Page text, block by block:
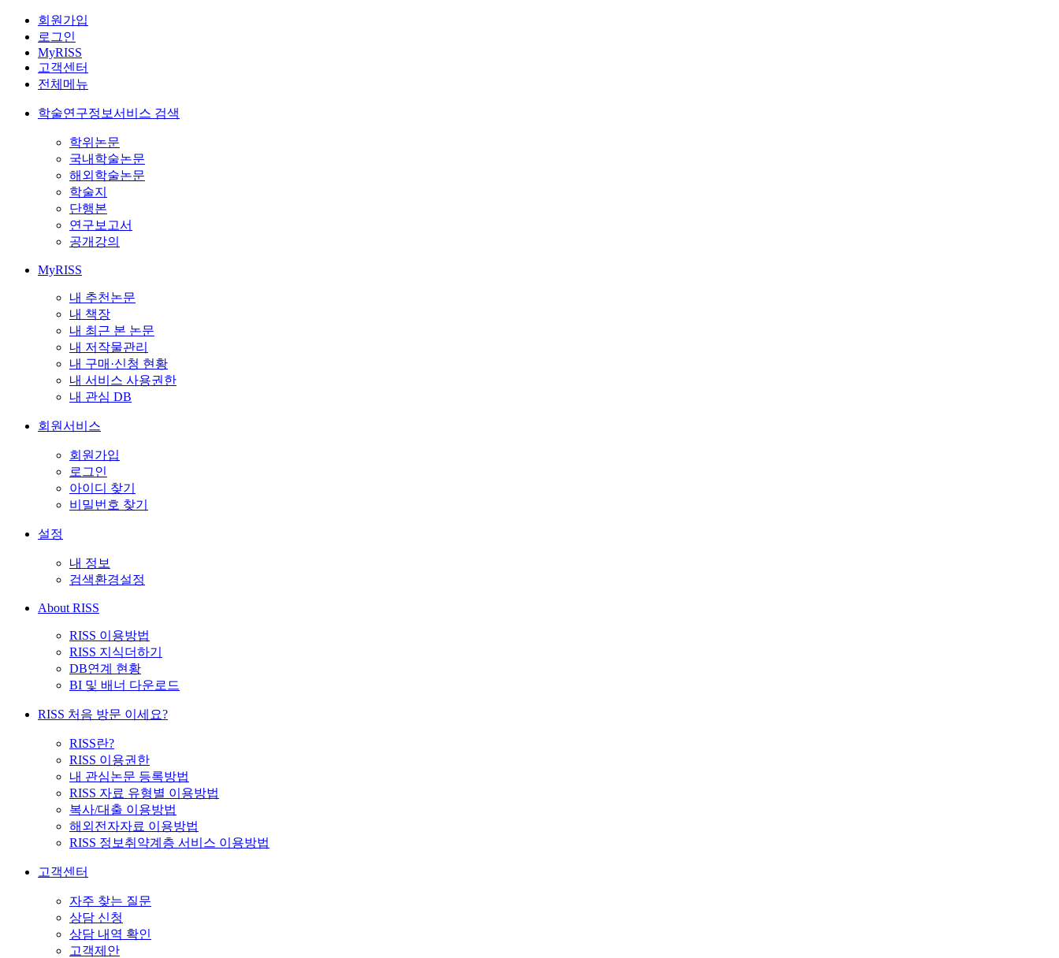
회원가입
로그인
MyRISS
고객센터
전체메뉴
학술연구정보서비스 검색
학위논문
국내학술논문
해외학술논문
학술지
단행본
연구보고서
공개강의
MyRISS
내 추천논문
내 책장
내 최근 본 논문
내 저작물관리
내 구매·신청 현황
내 서비스 사용권한
내 관심 DB
회원서비스
회원가입
로그인
아이디 찾기
비밀번호 찾기
설정
내 정보
검색환경설정
About RISS
RISS 이용방법
RISS 지식더하기
DB연계 현황
BI 및 배너 다운로드
RISS 처음 방문 이세요?
RISS란?
RISS 이용권한
내 관심논문 등록방법
RISS 자료 유형별 이용방법
복사/대출 이용방법
해외전자자료 이용방법
RISS 정보취약계층 서비스 이용방법
고객센터
자주 찾는 질문
상담 신청
상담 내역 확인
고객제안